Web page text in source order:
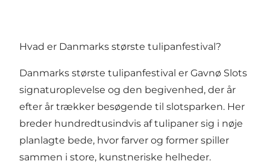
Hvad er Danmarks største tulipanfestival?
Danmarks største tulipanfestival er Gavnø Slots
signaturoplevelse og den begivenhed, der år
efter år trækker besøgende til slotsparken. Her
breder hundredtusindvis af tulipaner sig i nøje
planlagte bede, hvor farver og former spiller
sammen i store, kunstneriske helheder.